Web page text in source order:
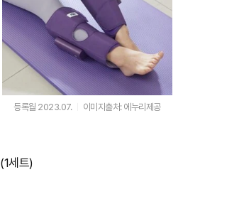
등록월 2023.07. 이미지출처: 에누리제공
세트)